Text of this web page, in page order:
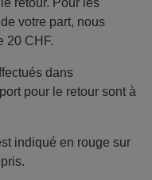
retour. Pour les
votre part, nous
20 CHF.
dans
pour le retour sont à
indiqué en rouge sur